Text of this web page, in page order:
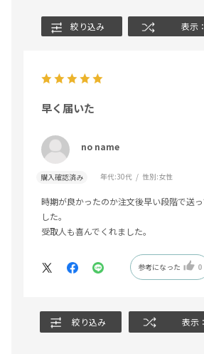
絞り込み 表示
早く届いた
no name
購入確認済み 年代:30代 性別:女性
時期が良かったのか注文後早い段階で送
した。
受取人も喜んでくれました。
参考になった 0
絞り込み 表示